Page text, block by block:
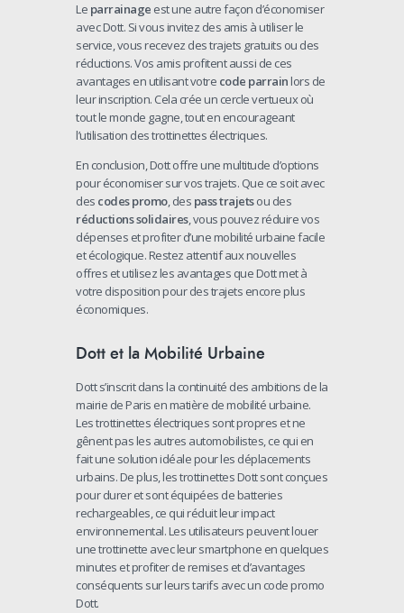
Le parrainage est une autre façon d’économiser
avec Dott. Si vous invitez des amis à utiliser le
service, vous recevez des trajets gratuits ou des
réductions. Vos amis profitent aussi de ces
avantages en utilisant votre code parrainlors de
leur inscription. Cela crée un cercle vertueux où
tout le monde gagne, tout en encourageant
l’utilisation des trottinettes électriques.
En conclusion, Dott offre une multitude d’options
pour économiser sur vos trajets. Que ce soit avec
des codes promo, des pass trajetsou des
réductions solidaires, vous pouvez réduire vos
dépenses et profiter d’une mobilité urbaine facile
et écologique. Restez attentif aux nouvelles
offres et utilisez les avantages que Dott met à
votre disposition pour des trajets encore plus
économiques.
Dott et la Mobilité Urbaine
Dott s’inscrit dans la continuité des ambitions de la
mairie de Paris en matière de mobilité urbaine.
Les trottinettes électriques sont propres et ne
gênent pas les autres automobilistes, ce qui en
fait une solution idéale pour les déplacements
urbains. De plus, les trottinettes Dott sont conçues
pour durer et sont équipées de batteries
rechargeables, ce qui réduit leur impact
environnemental. Les utilisateurs peuvent louer
une trottinette avec leur smartphone en quelques
minutes et profiter de remises et d’avantages
conséquents sur leurs tarifs avec un code promo
Dott.